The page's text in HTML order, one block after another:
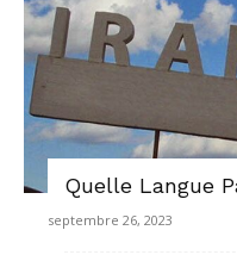
Quelle Langue
septembre 26, 2023